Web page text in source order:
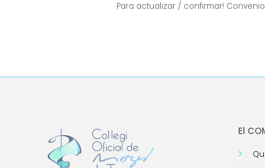
Para actualizar / confirmar! Convenio
El